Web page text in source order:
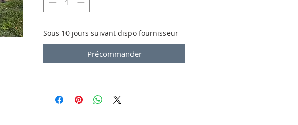
Sous 10 jours suivant dispo fournisseur
Précommander